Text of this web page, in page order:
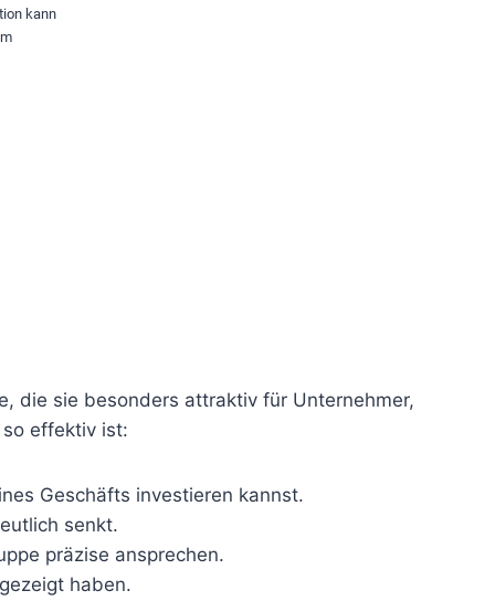
kann
die sie besonders attraktiv für Unternehmer,
effektiv ist:
Geschäfts investieren kannst.
senkt.
präzise ansprechen.
haben.